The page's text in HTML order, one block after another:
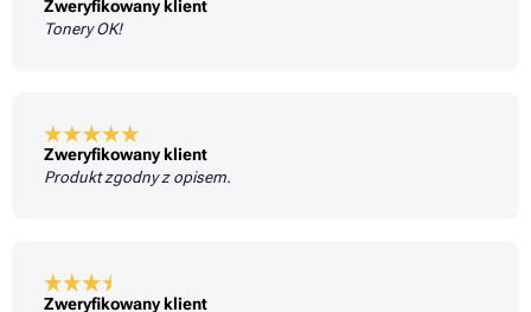
Zweryfikowany klient
Tonery OK!
Zweryfikowany klient
Produkt zgodny z opisem.
Zweryfikowany klient